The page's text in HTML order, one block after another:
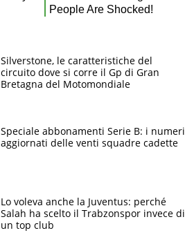
Silverstone, le caratteristiche del
circuito dove si corre il Gp di Gran
Bretagna del Motomondiale
Speciale abbonamenti Serie B: i numeri
aggiornati delle venti squadre cadette
Lo voleva anche la Juventus: perché
Salah ha scelto il Trabzonspor invece di
un top club